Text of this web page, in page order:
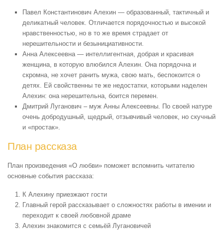
Павел Константинович Алехин — образованный, тактичный и
деликатный человек. Отличается порядочностью и высокой
нравственностью, но в то же время страдает от
нерешительности и безынициативности.
Анна Алексеевна — интеллигентная, добрая и красивая
женщина, в которую влюбился Алехин. Она порядочна и
скромна, не хочет ранить мужа, свою мать, беспокоится о
детях. Ей свойственны те же недостатки, которыми наделен
Алехин: она нерешительна, боится перемен.
Дмитрий Луганович – муж Анны Алексеевны. По своей натуре
очень добродушный, щедрый, отзывчивый человек, но скучный
и «простак».
План рассказа
План произведения «О любви» поможет вспомнить читателю
основные события рассказа:
К Алехину приезжают гости
Главный герой рассказывает о сложностях работы в имении и
переходит к своей любовной драме
Алехин знакомится с семьёй Лугановичей